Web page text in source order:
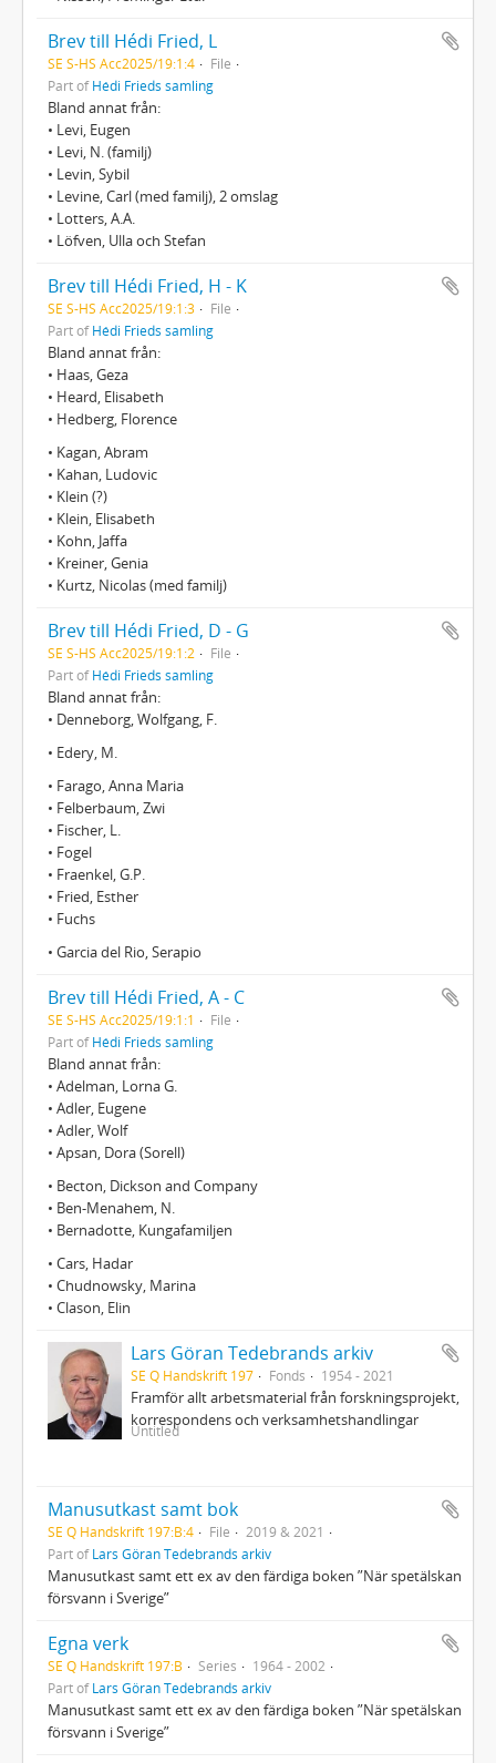
Brev till Hédi Fried, L
SE S-HS Acc2025/19:1:4
File
Part ofHédi Frieds samling
Bland annat från:
• Levi, Eugen
• Levi, N. (familj)
• Levin, Sybil
• Levine, Carl (med familj), 2 omslag
• Lotters, A.A.
• Löfven, Ulla och Stefan
Brev till Hédi Fried, H - K
SE S-HS Acc2025/19:1:3
File
Part ofHédi Frieds samling
Bland annat från:
• Haas, Geza
• Heard, Elisabeth
• Hedberg, Florence
• Kagan, Abram
• Kahan, Ludovic
• Klein (?)
• Klein, Elisabeth
• Kohn, Jaffa
• Kreiner, Genia
• Kurtz, Nicolas (med familj)
Brev till Hédi Fried, D - G
SE S-HS Acc2025/19:1:2
File
Part ofHédi Frieds samling
Bland annat från:
• Denneborg, Wolfgang, F.
• Edery, M.
• Farago, Anna Maria
• Felberbaum, Zwi
• Fischer, L.
• Fogel
• Fraenkel, G.P.
• Fried, Esther
• Fuchs
• Garcia del Rio, Serapio
Brev till Hédi Fried, A - C
SE S-HS Acc2025/19:1:1
File
Part ofHédi Frieds samling
Bland annat från:
• Adelman, Lorna G.
• Adler, Eugene
• Adler, Wolf
• Apsan, Dora (Sorell)
• Becton, Dickson and Company
• Ben-Menahem, N.
• Bernadotte, Kungafamiljen
• Cars, Hadar
• Chudnowsky, Marina
• Clason, Elin
Lars Göran Tedebrands arkiv
SE Q Handskrift 197 Fonds 1954 - 2021
Framför allt arbetsmaterial från forskningsprojekt,
korrespondens och verksamhetshandlingar
Untitled
Manusutkast samt bok
SE Q Handskrift 197:B:4 File
2019 & 2021
Part ofLars Göran Tedebrands arkiv
Manusutkast samt ett ex av den färdiga boken ”När spetälskan
försvann i Sverige”
Egna verk
SE Q Handskrift 197:B Series
1964 - 2002
Part ofLars Göran Tedebrands arkiv
Manusutkast samt ett ex av den färdiga boken ”När spetälskan
försvann i Sverige”